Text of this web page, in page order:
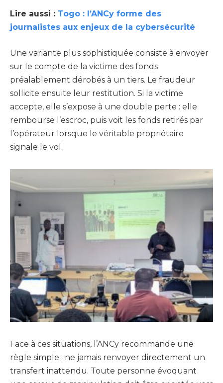
Lire aussi : Togo : l’ANCy forme des
journalistes aux enjeux de la cybersécurité
Une variante plus sophistiquée consiste à envoyer
sur le compte de la victime des fonds
préalablement dérobés à un tiers. Le fraudeur
sollicite ensuite leur restitution. Si la victime
accepte, elle s’expose à une double perte : elle
rembourse l’escroc, puis voit les fonds retirés par
l’opérateur lorsque le véritable propriétaire
signale le vol.
Face à ces situations, l’ANCy recommande une
règle simple : ne jamais renvoyer directement un
transfert inattendu. Toute personne évoquant